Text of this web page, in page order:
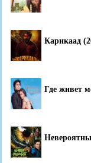
Карикаад
Где живет